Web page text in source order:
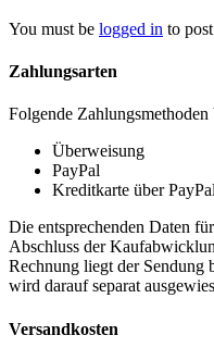
You must be logged in to
Zahlungsarten
Folgende
Überweisung
PayPal
Kreditkarte über PayPal
Die entsprechenden Daten
Abschluss der
Rechnung liegt der Sendung
wird darauf separat
Versandkosten